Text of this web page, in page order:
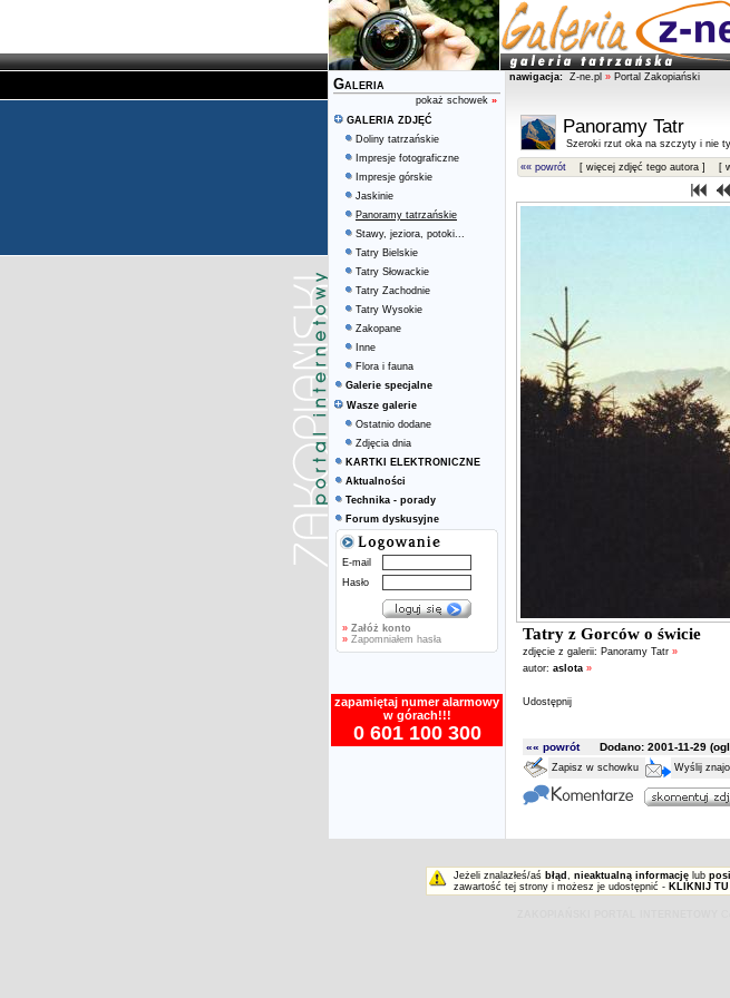
Galeria
pokaż schowek »
GALERIA ZDJĘĆ
Doliny tatrzańskie
Impresje fotograficzne
Impresje górskie
Jaskinie
Panoramy tatrzańskie
Stawy, jeziora, potoki...
Tatry Bielskie
Tatry Słowackie
Tatry Zachodnie
Tatry Wysokie
Zakopane
Inne
Flora i fauna
Galerie specjalne
Wasze galerie
Ostatnio dodane
Zdjęcia dnia
KARTKI ELEKTRONICZNE
Aktualności
Technika - porady
Forum dyskusyjne
E-mail
Hasło
» Załóż konto
» Zapomniałem hasła
zapamiętaj numer alarmowy
w górach!!!
0 601 100 300
nawigacja: Z-ne.pl » Portal Zakopiański
Panoramy Tatr
Szeroki rzut oka na szczyty i nie
«« powrót [ więcej zdjęć tego autora ] [
Tatry z Gorców o świcie
zdjęcie z galerii: Panoramy Tatr »
autor: aslota »
Udostępnij
«« powrótDodano: 2001-11-29
Zapisz w schowku Wyślij
Jeżeli znalazłeś/aś błąd , nieaktualną informację lub
zawartość tej strony i możesz je udostępnić - KLIKNIJ TU